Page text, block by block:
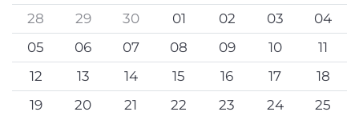
28 29 30 01 02 03
04
05
06 07 08 09 10
11
12
13 14 15 16 17
18
19
20 21 22 23 24
25